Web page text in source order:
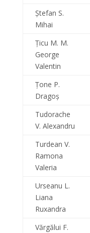
Ştefan S.
Mihai
Ţicu M. M.
George
Valentin
Ţone P.
Dragoş
Tudorache
V. Alexandru
Turdean V.
Ramona
Valeria
Urseanu L.
Liana
Ruxandra
Vărgălui F.